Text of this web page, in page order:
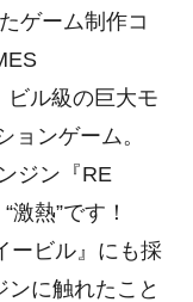
ゲーム制作コ
ビル級の巨大モ
ョンゲーム。
ジン『RE
熱”です！
ービル』にも採
に触れたこと